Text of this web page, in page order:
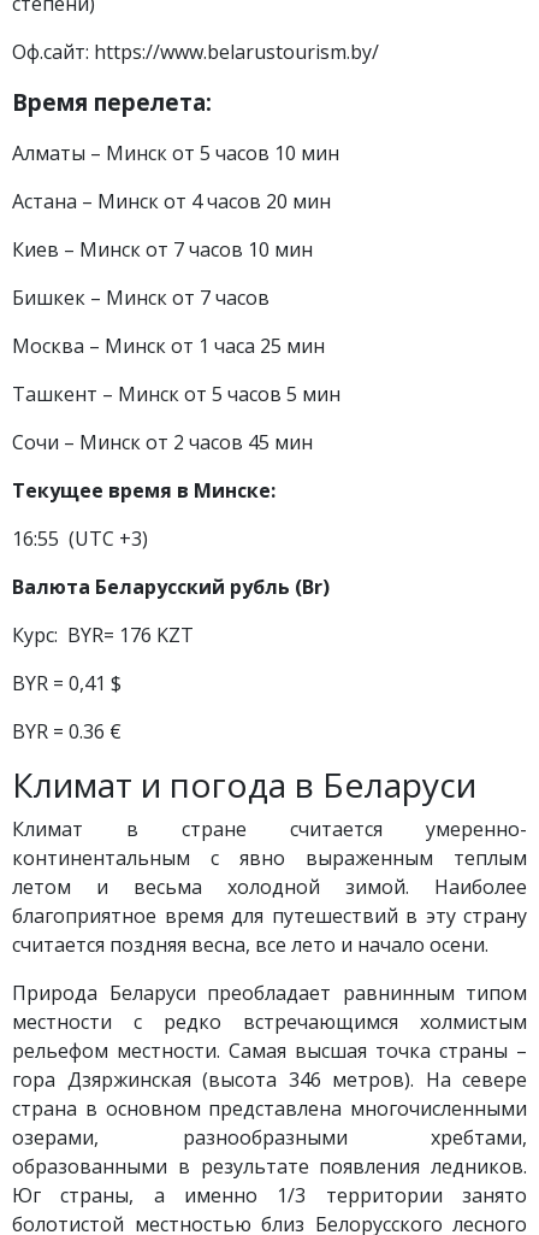
Оф.сайт: https://www.belarustourism.by/
Время перелета:
Алматы – Минск от 5 часов 10 мин
Астана – Минск от 4 часов 20 мин
Киев – Минск от 7 часов 10 мин
Бишкек – Минск от 7 часов
Москва – Минск от 1 часа 25 мин
Ташкент – Минск от 5 часов 5 мин
Сочи – Минск от 2 часов 45 мин
Текущее время в Минске:
16:55 (UTC +3)
Валюта Беларусский рубль (Br)
Курс: BYR= 176 KZT
BYR = 0,41 $
BYR = 0.36 €
Климат и погода в Беларуси
Климат в стране считается умеренно-
континентальным с явно выраженным теплым
летом и весьма холодной зимой. Наиболее
благоприятное время для путешествий в эту страну
считается поздняя весна, все лето и начало осени.
Природа Беларуси преобладает равнинным типом
местности с редко встречающимся холмистым
рельефом местности. Самая высшая точка страны –
гора Дзяржинская (высота 346 метров). На севере
страна в основном представлена многочисленными
озерами, разнообразными хребтами,
образованными в результате появления ледников.
Юг страны, а именно 1/3 территории занято
болотистой местностью близ Белорусского лесного